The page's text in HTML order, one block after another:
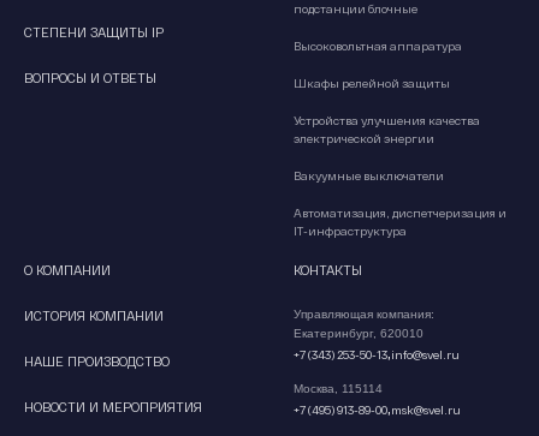
СТЕПЕНИ ЗАЩИТЫ IP
ВОПРОСЫ И ОТВЕТЫ
подстанции блочные
Высоковольтная аппаратура
Шкафы релейной защиты
Устройства улучшения качества
электрической энергии
Вакуумные выключатели
Автоматизация, диспетчеризация и
IT-инфраструктура
О КОМПАНИИ
ИСТОРИЯ КОМПАНИИ
НАШЕ ПРОИЗВОДСТВО
НОВОСТИ И МЕРОПРИЯТИЯ
КОНТАКТЫ
Управляющая компания:
Екатеринбург, 620010
+7 (343) 253-50-13,info@svel.ru
Москва, 115114
+7 (495) 913-89-00,msk@svel.ru